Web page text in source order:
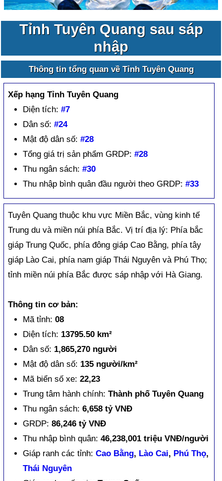
Tỉnh Tuyên Quang sau sáp
nhập
Thông tin tổng quan về Tỉnh Tuyên Quang
Xếp hạng Tỉnh Tuyên Quang
Diện tích:#7
Dân số:#24
Mật độ dân số:#28
Tổng giá trị sản phẩm GRDP:#28
Thu ngân sách:#30
Thu nhập bình quân đầu người theo GRDP:#33
Tuyên Quang thuộc khu vực Miền Bắc, vùng kinh tế
Trung du và miền núi phía Bắc. Vị trí địa lý: Phía bắc
giáp Trung Quốc, phía đông giáp Cao Bằng, phía tây
giáp Lào Cai, phía nam giáp Thái Nguyên và Phú Thọ;
tỉnh miền núi phía Bắc được sáp nhập với Hà Giang.
Thông tin cơ bản:
Mã tỉnh:08
Diện tích: 13795.50 km²
Dân số: 1,865,270 người
Mật độ dân số: 135 người/km²
Mã biển số xe:22,23
Trung tâm hành chính:Thành phố Tuyên Quang
Thu ngân sách:6,658 tỷ VNĐ
GRDP:86,246 tỷ VNĐ
Thu nhập bình quân:46,238,001 triệu VNĐ/người
Giáp ranh các tỉnh:Cao Bằng, Lào Cai, Phú Thọ,
Thái Nguyên